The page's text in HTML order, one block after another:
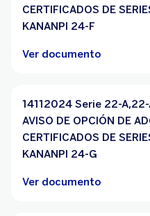
CERTIFICADOS DE
KANANPI 24-F
Ver documento
14112024 Serie 22-
AVISO DE OPCIÓN DE
CERTIFICADOS DE
KANANPI 24-G
Ver documento